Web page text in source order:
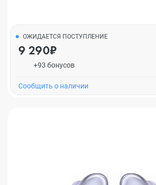
ОЖИДАЕТСЯ ПОСТУПЛЕНИЕ
9 290₽
+93 бонусов
Cообщить о наличии